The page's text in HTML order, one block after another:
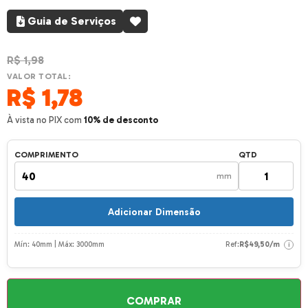
Guia de Serviços
R$1,98
VALOR TOTAL:
R$ 1,78
À vista no PIX com 10% de desconto
COMPRIMENTO
mm
QTD
Adicionar Dimensão
Mín: 40mm | Máx: 3000mm Ref:R$49,50/m i
COMPRAR